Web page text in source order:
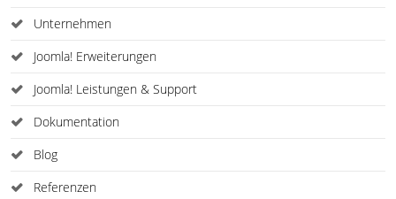
Unternehmen
Joomla! Erweiterungen
Joomla! Leistungen & Support
Dokumentation
Blog
Referenzen